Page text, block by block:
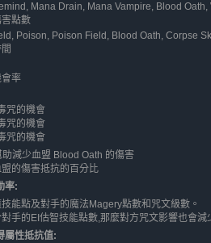
Mana Drain, Mana Vampire, Blood Oath,
點數
Poison, Poison Field, Blood Oath, Corpse
率
咒的機會
咒的機會
咒的機會
減少血盟 Blood Oath 的傷害
的傷害抵抗的百分比
率:
能點及對手的魔法Magery點數和咒文級數。
手的EI估智技能點數,那麼對方咒文影響也會減
屬性抵抗值: